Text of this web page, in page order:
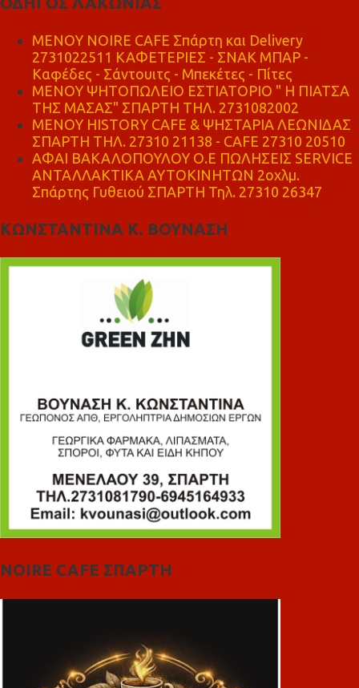
MENOY NOIRE CAFE Σπάρτη και Delivery
2731022511 ΚΑΦΕΤΕΡΙΕΣ - ΣΝΑΚ ΜΠΑΡ -
Καφέδες - Σάντουιτς - Μπεκέτες - Πίτες
ΜΕΝΟΥ ΨΗΤΟΠΩΛΕΙΟ ΕΣΤΙΑΤΟΡΙΟ " Η ΠΙΑΤΣΑ
ΤΗΣ ΜΑΣΑΣ" ΣΠΑΡΤΗ ΤΗΛ. 2731082002
ΜΕΝΟΥ HISTORY CAFE & ΨΗΣΤΑΡΙΑ ΛΕΩΝΙΔΑΣ
ΣΠΑΡΤΗ ΤΗΛ. 27310 21138 - CAFE 27310 20510
ΑΦΑΙ ΒΑΚΑΛΟΠΟΥΛΟΥ Ο.Ε ΠΩΛΗΣΕΙΣ SERVICE
ΑΝΤΑΛΛΑΚΤΙΚΑ ΑΥΤΟΚΙΝΗΤΩΝ 2οχλμ.
Σπάρτης Γυθειού ΣΠΑΡΤΗ Τηλ. 27310 26347
ΚΩΝΣΤΑΝΤΙΝΑ Κ. ΒΟΥΝΑΣΗ
NOIRE CAFE ΣΠΑΡΤΗ